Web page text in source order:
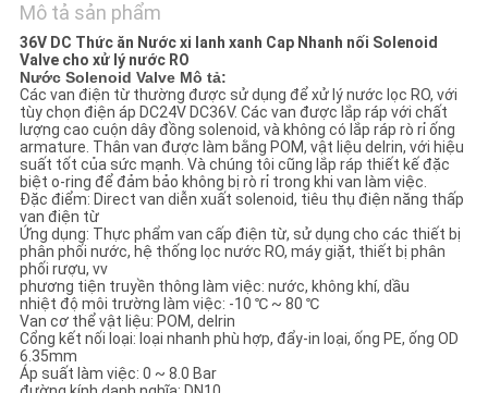
SƠ
ĐỒ
TRANG
WEB
CHÍNH
SÁCH
BẢO
MẬT
Mô tả sản phẩm
36V DC Thức ăn Nước xi lanh xanh Cap Nhanh nối Solenoid
Valve cho xử lý nước RO
Nước Solenoid Valve Mô tả:
Các van điện từ thường được sử dụng để xử lý nước lọc RO, với
tùy chọn điện áp DC24V DC36V. Các van được lắp ráp với chất
lượng cao cuộn dây đồng solenoid, và không có lắp ráp rò rỉ ống
armature. Thân van được làm bằng POM, vật liệu delrin, với hiệu
suất tốt của sức mạnh. Và chúng tôi cũng lắp ráp thiết kế đặc
biệt o-ring để đảm bảo không bị rò rỉ trong khi van làm việc.
Đặc điểm: Direct van diễn xuất solenoid, tiêu thụ điện năng thấp
van điện từ
Ứng dụng: Thực phẩm van cấp điện từ, sử dụng cho các thiết bị
phân phối nước, hệ thống lọc nước RO, máy giặt, thiết bị phân
phối rượu, vv
phương tiện truyền thông làm việc: nước, không khí, dầu
nhiệt độ môi trường làm việc: -10 ℃ ~ 80 ℃
Van cơ thể vật liệu: POM, delrin
Cổng kết nối loại: loại nhanh phù hợp, đẩy-in loại, ống PE, ống OD
6.35mm
Áp suất làm việc: 0 ~ 8.0 Bar